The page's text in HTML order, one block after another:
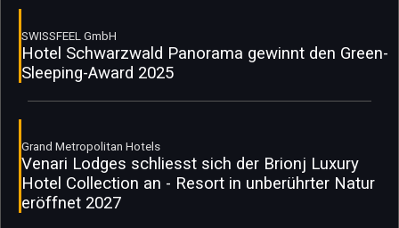
SWISSFEEL GmbH
Hotel Schwarzwald Panorama gewinnt den Green-
Sleeping-Award 2025
Grand Metropolitan Hotels
Venari Lodges schliesst sich der Brionj Luxury
Hotel Collection an - Resort in unberührter Natur
eröffnet 2027